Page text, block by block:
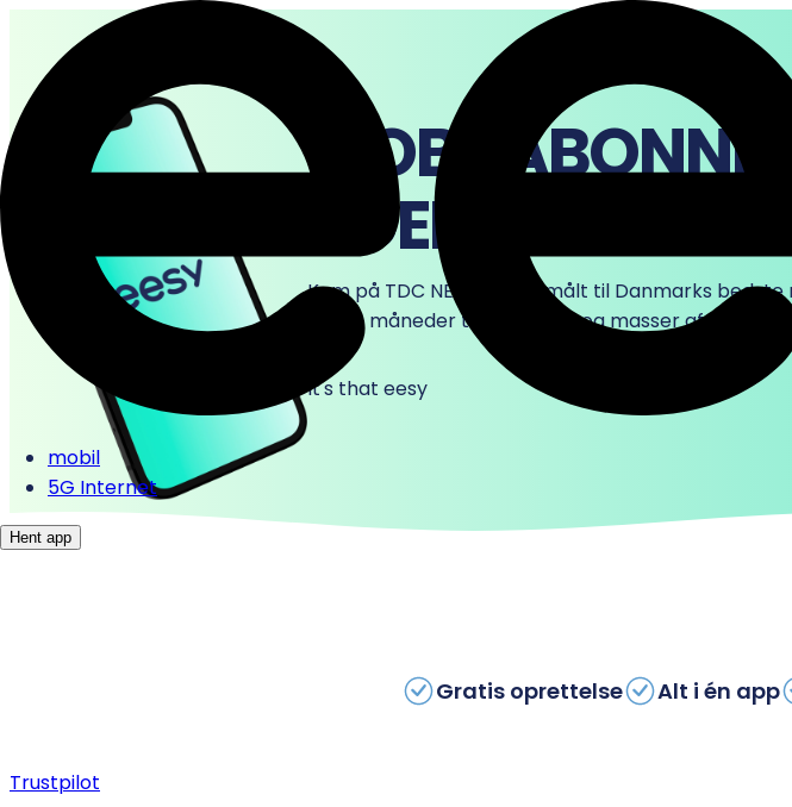
mobil
5G Internet
Hent app
MOBIL
UDEN BØVL
Kom på TDC NET, som er målt til Danmarks bedste
første månedertil halv pris - og masser af data til
It's that eesy
Gratis oprettelse Alt i én app
Trustpilot